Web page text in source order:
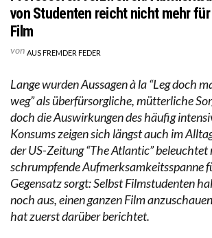
von Studenten reicht nicht mehr
Film
von AUS FREMDER FEDER
Lange wurden Aussagen à la “Leg doch
weg” als überfürsorgliche, mütterliche
doch die Auswirkungen des häufig
Konsums zeigen sich längst auch im
der US-Zeitung “The Atlantic” beleuchtet
schrumpfende Aufmerksamkeitsspanne
Gegensatz sorgt: Selbst Filmstudenten
noch aus, einen ganzen Film
hat zuerst darüber berichtet.